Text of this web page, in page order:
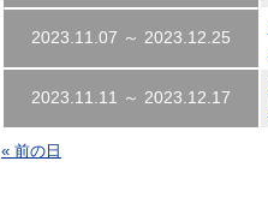
2023.11.07 ～ 2023.12.25
2023.11.11 ～ 2023.12.17
« 前の日